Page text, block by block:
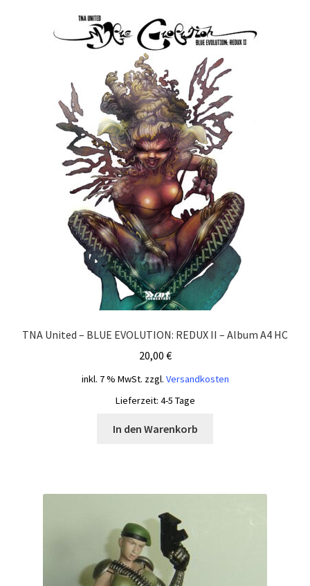
TNA United – BLUE EVOLUTION: REDUX II – Album A4 HC
20,00 €
inkl. 7 % MwSt. zzgl. Versandkosten
Lieferzeit: 4-5 Tage
In den Warenkorb